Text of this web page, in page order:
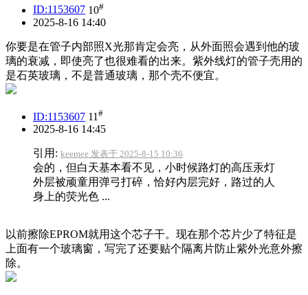
ID:1153607 10#
2025-8-16 14:40
你要是在管子内部照X光那肯定会亮，从外面照会遇到他的玻
璃的衰减，即使亮了也很难看的出来。紫外线灯的管子壳用的
是石英玻璃，不是普通玻璃，那个壳不便宜。
ID:1153607 11 #
2025-8-16 14:45
引用: keemee 发表于 2025-8-15 10:36
会的，但白天基本看不见，小时候路灯的高压汞灯
外层被顽童用弹弓打碎，恰好内层完好，路过的人
身上的荧光色 ...
以前擦除EPROM就用这个芯子干。现在那个芯片少了特征是
上面有一个玻璃窗，写完了还要贴个隔离片防止紫外光意外擦
除。